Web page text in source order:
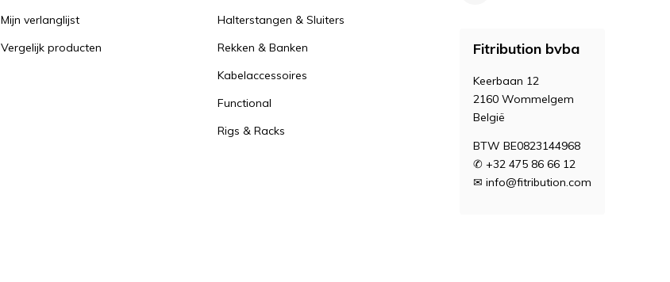
Mijn verlanglijst
Vergelijk producten
Halterstangen & Sluiters
Rekken & Banken
Kabelaccessoires
Functional
Rigs & Racks
Fitribution bvba
Keerbaan 12
2160 Wommelgem
België
BTW BE0823144968
✆ +32 475 86 66 12
✉ info@fitribution.com